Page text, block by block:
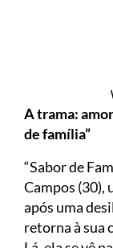
A trama:
de família”
“Sabor de
Campos (30),
após uma
retorna à sua